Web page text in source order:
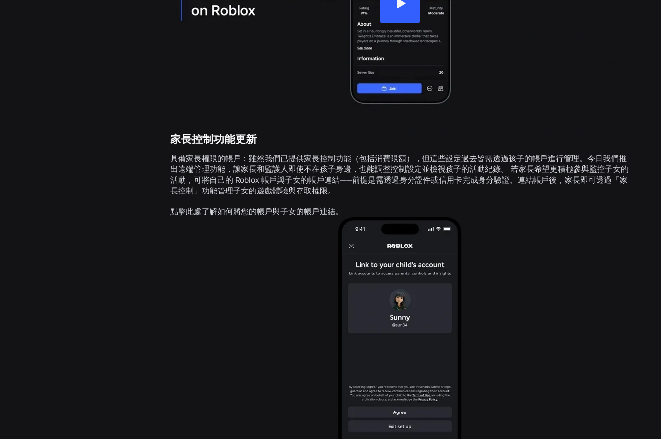
家長控制功能更新
具備家長權限的帳戶： 雖然我們已提供家長控制功能 （包括消費限額），但這些設定過去皆需透過孩子的帳戶進行管理。今日我們推
出遠端管理功能，讓家長和監護人即使不在孩子身邊，也能調整控制設定並檢視孩子的活動紀錄。 若家長希望更積極參與監控子女的
活動，可將自己的 Roblox 帳戶與子女的帳戶連結——前提是需透過身分證件或信用卡完成身分驗證。連結帳戶後，家長即可透過「家
長控制」功能管理子女的遊戲體驗與存取權限。
點擊此處了解如何將您的帳戶與子女的帳戶連結。